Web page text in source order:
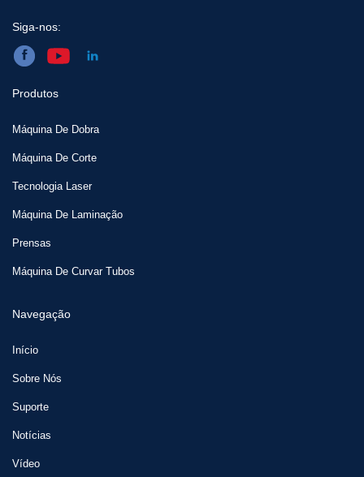
Siga-nos:
Produtos
Máquina De Dobra
Máquina De Corte
Tecnologia Laser
Máquina De Laminação
Prensas
Máquina De Curvar Tubos
Navegação
Início
Sobre Nós
Suporte
Notícias
Vídeo